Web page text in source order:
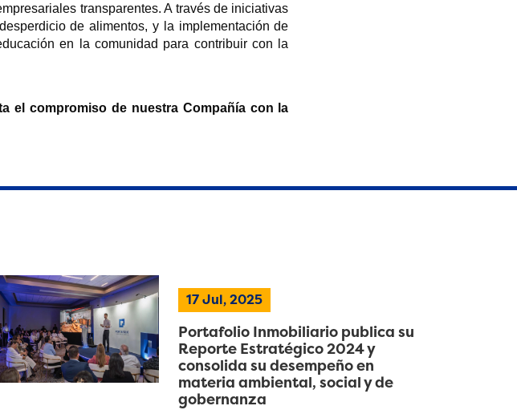
transparentes. A través de iniciativas
de alimentos, y la implementación de
en la comunidad para contribuir con la
el compromiso de nuestra Compañía con la
17 Jul, 2025
Portafolio Inmobiliario publica su
Reporte Estratégico 2024 y
consolida su desempeño en
materia ambiental, social y de
gobernanza